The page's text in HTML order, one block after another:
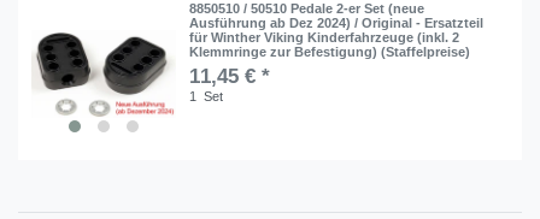
8850510 / 50510 Pedale 2-er Set (neue
Ausführung ab Dez 2024) / Original - Ersatzteil
für Winther Viking Kinderfahrzeuge (inkl. 2
Klemmringe zur Befestigung) (Staffelpreise)
11,45 € *
1 Set